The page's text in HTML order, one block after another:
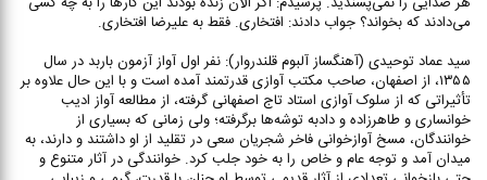
می‌دادند که بخواند؟ جواب دادند: افتخاری. فقط به علیرضا افتخاری.
سید عماد توحیدی (آهنگساز آلبوم قلندروار): نفر اول آواز آزمون باربد در سال
۱۳۵۵، از اصفهان، صاحب مکتب آوازی قدرتمند آمده است و با این حال علاوه بر
تأثیراتی که از سلوک آوازی استاد تاج اصفهانی گرفته، از مطالعه آواز ادیب
خوانساری و طاهرزاده و دادبه توشه‌ها برگرفته؛ ولی زمانی که بسیاری از
خوانندگان، مسخ آوازخوانی فاخر شجریان سعی در تقلید از او داشتند و دارند، به
میدان آمد و توجه عام و خاص را به خود جلب کرد. خوانندگی در آثار متنوع و